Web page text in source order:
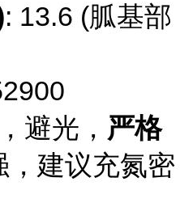
: 13.6 (胍基部
避光， 严格
，建议充氮密